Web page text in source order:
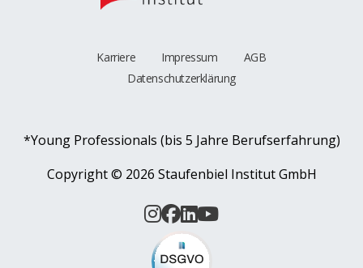
Karriere Impressum
AGB
Datenschutzerklärung
*Young Professionals (bis 5 Jahre Berufserfahrung)
Copyright © 2026 Staufenbiel Institut GmbH